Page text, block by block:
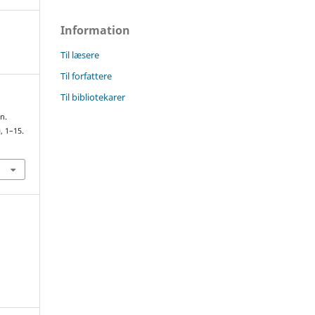
1–15.
Information
Til læsere
Til forfattere
Til bibliotekarer